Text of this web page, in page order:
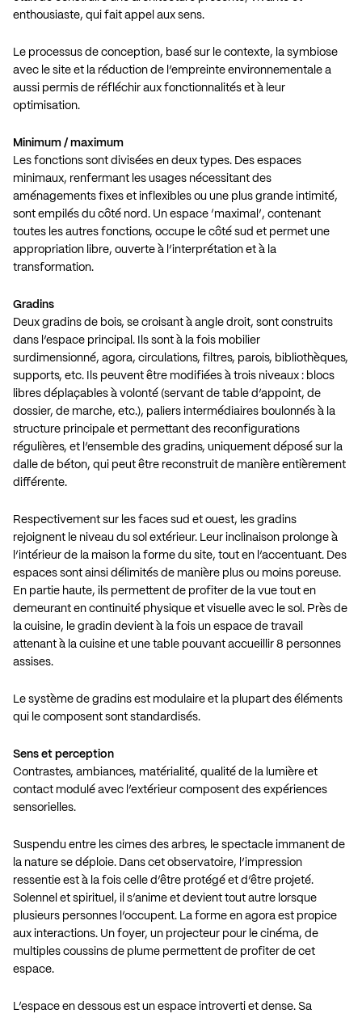
enthousiaste, qui fait appel aux sens.
Le processus de conception, basé sur le contexte, la symbiose
avec le site et la réduction de l’empreinte environnementale a
aussi permis de réfléchir aux fonctionnalités et à leur
optimisation.
Minimum / maximum
Les fonctions sont divisées en deux types. Des espaces
minimaux, renfermant les usages nécessitant des
aménagements fixes et inflexibles ou une plus grande intimité,
sont empilés du côté nord. Un espace ‘maximal’, contenant
toutes les autres fonctions, occupe le côté sud et permet une
appropriation libre, ouverte à l’interprétation et à la
transformation.
Gradins
Deux gradins de bois, se croisant à angle droit, sont construits
dans l’espace principal. Ils sont à la fois mobilier
surdimensionné, agora, circulations, filtres, parois, bibliothèques,
supports, etc. Ils peuvent être modifiées à trois niveaux : blocs
libres déplaçables à volonté (servant de table d’appoint, de
dossier, de marche, etc.), paliers intermédiaires boulonnés à la
structure principale et permettant des reconfigurations
régulières, et l’ensemble des gradins, uniquement déposé sur la
dalle de béton, qui peut être reconstruit de manière entièrement
différente.
Respectivement sur les faces sud et ouest, les gradins
rejoignent le niveau du sol extérieur. Leur inclinaison prolonge à
l’intérieur de la maison la forme du site, tout en l’accentuant. Des
espaces sont ainsi délimités de manière plus ou moins poreuse.
En partie haute, ils permettent de profiter de la vue tout en
demeurant en continuité physique et visuelle avec le sol. Près de
la cuisine, le gradin devient à la fois un espace de travail
attenant à la cuisine et une table pouvant accueillir 8 personnes
assises.
Le système de gradins est modulaire et la plupart des éléments
qui le composent sont standardisés.
Sens et perception
Contrastes, ambiances, matérialité, qualité de la lumière et
contact modulé avec l’extérieur composent des expériences
sensorielles.
Suspendu entre les cimes des arbres, le spectacle immanent de
la nature se déploie. Dans cet observatoire, l’impression
ressentie est à la fois celle d’être protégé et d’être projeté.
Solennel et spirituel, il s’anime et devient tout autre lorsque
plusieurs personnes l’occupent. La forme en agora est propice
aux interactions. Un foyer, un projecteur pour le cinéma, de
multiples coussins de plume permettent de profiter de cet
espace.
L’espace en dessous est un espace introverti et dense. Sa